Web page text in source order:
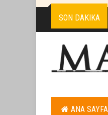
SON DAKIKA
ANA SAYFA